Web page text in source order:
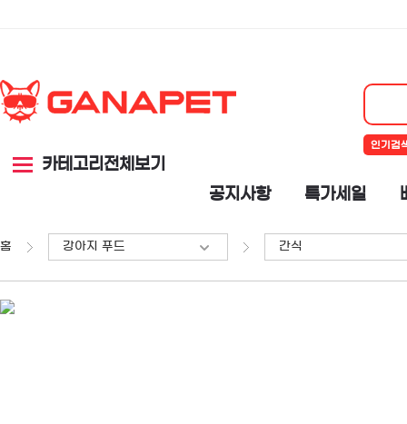
카테고리전체보기
인기검
공지사항 특가세일
홈 강아지 푸드 간식